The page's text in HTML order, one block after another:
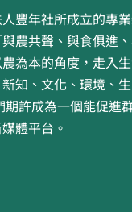
豐年社所成立的專
農共聲、與食俱進
為本的角度，走入
知、文化、環境、
許成為一個能促進
體平台。